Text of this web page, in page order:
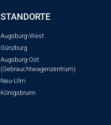
STANDORTE
Augsburg-West
Günzburg
Augsburg-Ost
(Gebrauchtwagenzentrum)
Neu-Ulm
Königsbrunn